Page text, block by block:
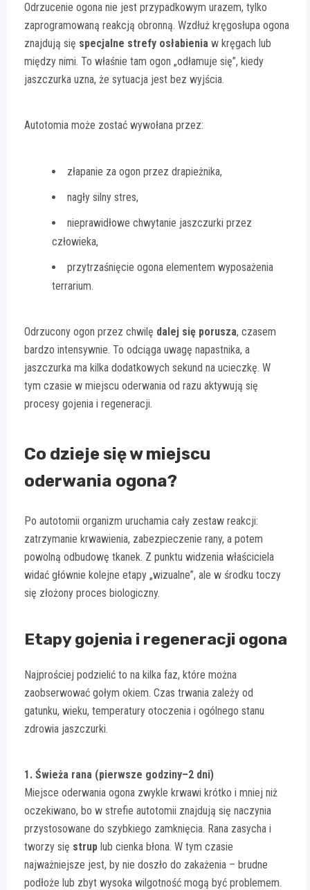
Odrzucenie ogona nie jest przypadkowym urazem, tylko
zaprogramowaną reakcją obronną. Wzdłuż kręgosłupa ogona
znajdują się specjalne strefy osłabienia w kręgach lub
między nimi. To właśnie tam ogon „odłamuje się”, kiedy
jaszczurka uzna, że sytuacja jest bez wyjścia.
Autotomia może zostać wywołana przez:
złapanie za ogon przez drapieżnika,
nagły silny stres,
nieprawidłowe chwytanie jaszczurki przez
człowieka,
przytrzaśnięcie ogona elementem wyposażenia
terrarium.
Odrzucony ogon przez chwilę dalej się porusza, czasem
bardzo intensywnie. To odciąga uwagę napastnika, a
jaszczurka ma kilka dodatkowych sekund na ucieczkę. W
tym czasie w miejscu oderwania od razu aktywują się
procesy gojenia i regeneracji.
Co dzieje się w miejscu
oderwania ogona?
Po autotomii organizm uruchamia cały zestaw reakcji:
zatrzymanie krwawienia, zabezpieczenie rany, a potem
powolną odbudowę tkanek. Z punktu widzenia właściciela
widać głównie kolejne etapy „wizualne”, ale w środku toczy
się złożony proces biologiczny.
Etapy gojenia i regeneracji ogona
Najprościej podzielić to na kilka faz, które można
zaobserwować gołym okiem. Czas trwania zależy od
gatunku, wieku, temperatury otoczenia i ogólnego stanu
zdrowia jaszczurki.
1. Świeża rana (pierwsze godziny–2 dni)
Miejsce oderwania ogona zwykle krwawi krótko i mniej niż
oczekiwano, bo w strefie autotomii znajdują się naczynia
przystosowane do szybkiego zamknięcia. Rana zasycha i
tworzy się strup lub cienka błona. W tym czasie
najważniejsze jest, by nie doszło do zakażenia – brudne
podłoże lub zbyt wysoka wilgotność mogą być problemem.